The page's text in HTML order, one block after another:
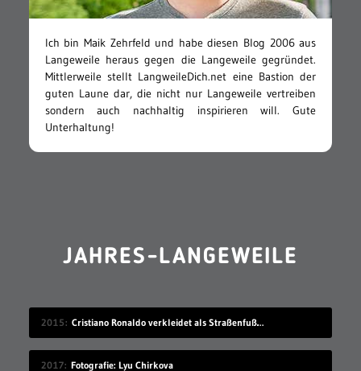
Ich bin Maik Zehrfeld und habe diesen Blog 2006 aus
Langeweile heraus gegen die Langeweile gegründet.
Mittlerweile stellt LangweileDich.net eine Bastion der
guten Laune dar, die nicht nur Langeweile vertreiben
sondern auch nachhaltig inspirieren will. Gute
Unterhaltung!
JAHRES-LANGEWEILE
2015 Cristiano Ronaldo verkleidet als Straßenfußballer
2017 Fotografie: Lyu Chirkova